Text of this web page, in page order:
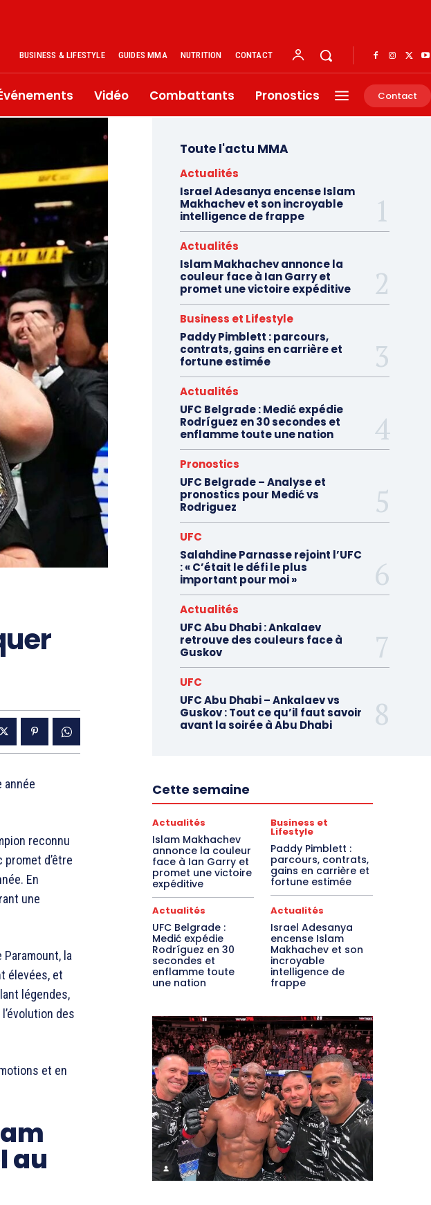
BUSINESS & LIFESTYLE GUIDES MMA NUTRITION CONTACT
Vidéo Combattants Pronostics Contact
année
reconnu
d’être
En
une
la
élevées, et
légendes,
des
et en
au
Toute l'actu MMA
Actualités
Israel Adesanya encense Islam
Makhachev et son incroyable
intelligence de frappe
Actualités
Islam Makhachev annonce la
couleur face à Ian Garry et
promet une victoire expéditive
Business et Lifestyle
Paddy Pimblett : parcours,
contrats, gains en carrière et
fortune estimée
Actualités
UFC Belgrade : Medić expédie
Rodríguez en 30 secondes et
enflamme toute une nation
Pronostics
UFC Belgrade – Analyse et
pronostics pour Medić vs
Rodriguez
UFC
Salahdine Parnasse rejoint l’UFC
: « C’était le défi le plus
important pour moi »
Actualités
UFC Abu Dhabi : Ankalaev
retrouve des couleurs face à
Guskov
UFC
UFC Abu Dhabi – Ankalaev vs
Guskov : Tout ce qu’il faut savoir
avant la soirée à Abu Dhabi
Cette semaine
Actualités
Islam Makhachev
annonce la couleur
face à Ian Garry et
promet une victoire
expéditive
Business et
Lifestyle
Paddy Pimblett :
parcours, contrats,
gains en carrière et
fortune estimée
Actualités
UFC Belgrade :
Medić expédie
Rodríguez en 30
secondes et
enflamme toute
une nation
Actualités
Israel Adesanya
encense Islam
Makhachev et son
incroyable
intelligence de
frappe